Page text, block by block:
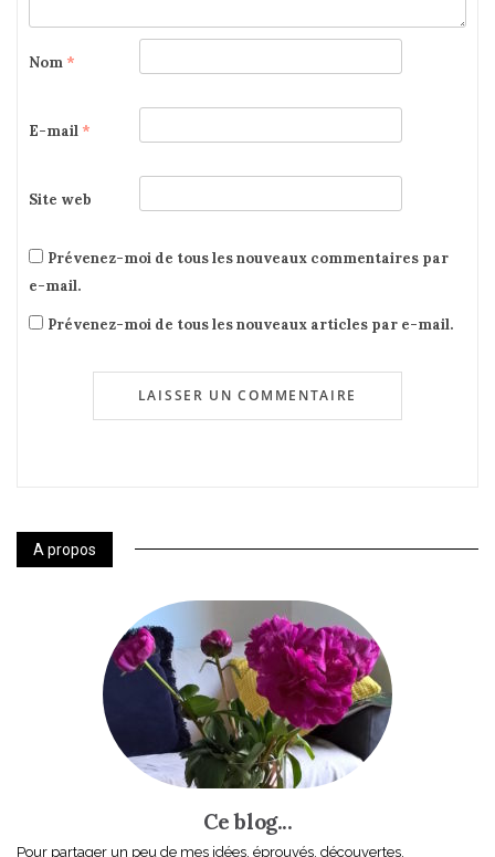
Nom *
E-mail *
Site web
Prévenez-moi de tous les nouveaux commentaires par
e-mail.
Prévenez-moi de tous les nouveaux articles par e-mail.
A propos
Ce blog...
Pour partager un peu de mes idées, éprouvés, découvertes,